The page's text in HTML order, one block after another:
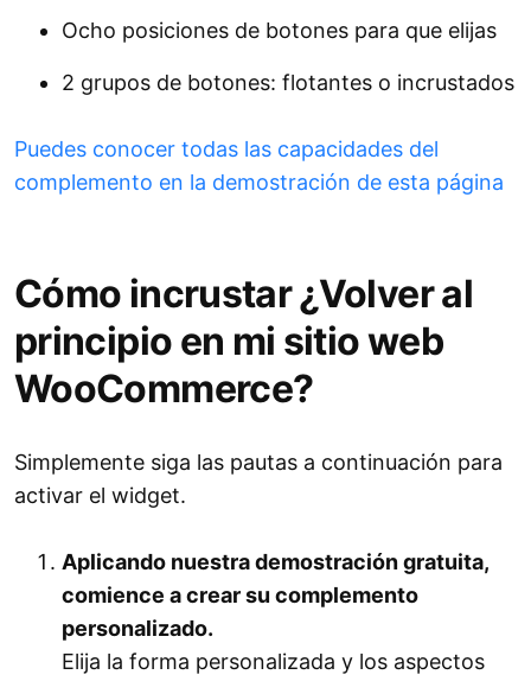
Ocho posiciones de botones para que elijas
2 grupos de botones: flotantes o incrustados
Puedes conocer todas las capacidades del
complemento en la demostración de esta página
Cómo incrustar ¿Volver al
principio en mi sitio web
WooCommerce?
Simplemente siga las pautas a continuación para
activar el widget.
Aplicando nuestra demostración gratuita,
comience a crear su complemento
personalizado.
Elija la forma personalizada y los aspectos